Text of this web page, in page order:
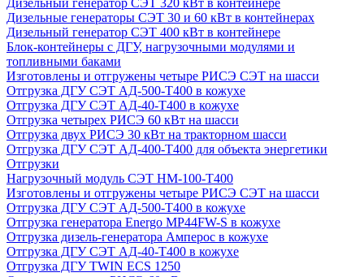
Дизельный генератор СЭТ 320 кВт в контейнере
Дизельные генераторы СЭТ 30 и 60 кВт в контейнерах
Дизельный генератор СЭТ 400 кВт в контейнере
Блок-контейнеры с ДГУ, нагрузочными модулями и
топливными баками
Изготовлены и отгружены четыре РИСЭ СЭТ на шасси
Отгрузка ДГУ СЭТ АД-500-Т400 в кожухе
Отгрузка ДГУ СЭТ АД-40-Т400 в кожухе
Отгрузка четырех РИСЭ 60 кВт на шасси
Отгрузка двух РИСЭ 30 кВт на тракторном шасси
Отгрузка ДГУ СЭТ АД-400-Т400 для объекта энергетики
Отгрузки
Нагрузочный модуль СЭТ НМ-100-Т400
Изготовлены и отгружены четыре РИСЭ СЭТ на шасси
Отгрузка ДГУ СЭТ АД-500-Т400 в кожухе
Отгрузка генератора Energo MP44FW-S в кожухе
Отгрузка дизель-генератора Амперос в кожухе
Отгрузка ДГУ СЭТ АД-40-Т400 в кожухе
Отгрузка ДГУ TWIN ECS 1250